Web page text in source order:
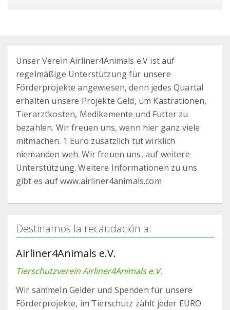
Unser Verein Airliner4Animals e.V ist auf
regelmäßige Unterstützung für unsere
Förderprojekte angewiesen, denn jedes Quartal
erhalten unsere Projekte Geld, um Kastrationen,
Tierarztkosten, Medikamente und Futter zu
bezahlen. Wir freuen uns, wenn hier ganz viele
mitmachen. 1 Euro zusätzlich tut wirklich
niemanden weh. Wir freuen uns, auf weitere
Unterstützung. Weitere Informationen zu uns
gibt es auf www.airliner4animals.com
Destinamos la recaudación a:
Airliner4Animals e.V.
Tierschutzverein Airliner4Animals e.V.
Wir sammeln Gelder und Spenden für unsere
Förderprojekte, im Tierschutz zählt jeder EURO